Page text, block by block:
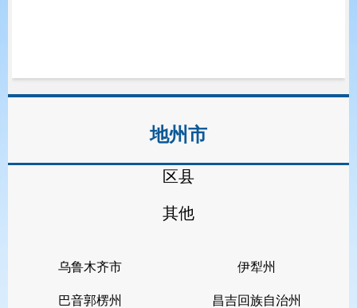
地州市
区县
其他
乌鲁木齐市 伊犁州
巴音郭楞州 昌吉回族自治州